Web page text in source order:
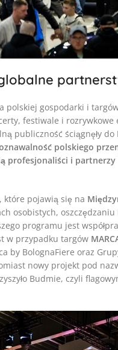
polskiej gospodarki i
festiwale i
publiczność ściągnęły
polskiego
i partnerzy
które pojawią się na
osobistych,
programu jest
w przypadku targów
by BolognaFiere oraz
nowy projekt pod
Budmie, czyli